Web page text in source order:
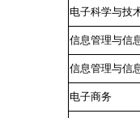
电子科学与技
信息管理与信
信息管理与信
电子商务